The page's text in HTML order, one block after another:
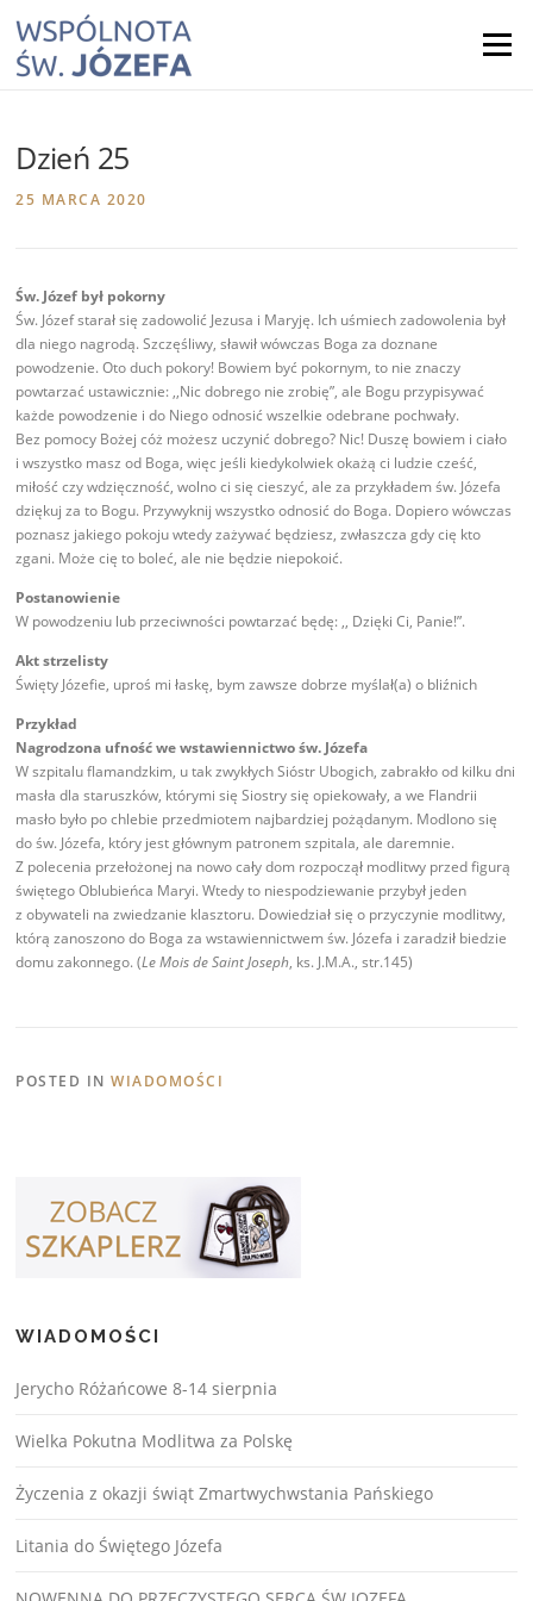
content
Menu
Dzień 25
25 MARCA 2020
Św. Józef był pokorny
Św. Józef starał się zadowolić Jezusa i Maryję. Ich uśmiech zadowolenia był
dla niego nagrodą. Szczęśliwy, sławił wówczas Boga za doznane
powodzenie. Oto duch pokory! Bowiem być pokornym, to nie znaczy
powtarzać ustawicznie: ,,Nic dobrego nie zrobię”, ale Bogu przypisywać
każde powodzenie i do Niego odnosić wszelkie odebrane pochwały.
Bez pomocy Bożej cóż możesz uczynić dobrego? Nic! Duszę bowiem i ciało
i wszystko masz od Boga, więc jeśli kiedykolwiek okażą ci ludzie cześć,
miłość czy wdzięczność, wolno ci się cieszyć, ale za przykładem św. Józefa
dziękuj za to Bogu. Przywyknij wszystko odnosić do Boga. Dopiero wówczas
poznasz jakiego pokoju wtedy zażywać będziesz, zwłaszcza gdy cię kto
zgani. Może cię to boleć, ale nie będzie niepokoić.
Postanowienie
W powodzeniu lub przeciwności powtarzać będę: ,, Dzięki Ci, Panie!”.
Akt strzelisty
Święty Józefie, uproś mi łaskę, bym zawsze dobrze myślał(a) o bliźnich
Przykład
Nagrodzona ufność we wstawiennictwo św. Józefa
W szpitalu flamandzkim, u tak zwykłych Sióstr Ubogich, zabrakło od kilku dni
masła dla staruszków, którymi się Siostry się opiekowały, a we Flandrii
masło było po chlebie przedmiotem najbardziej pożądanym. Modlono się
do św. Józefa, który jest głównym patronem szpitala, ale daremnie.
Z polecenia przełożonej na nowo cały dom rozpoczął modlitwy przed figurą
świętego Oblubieńca Maryi. Wtedy to niespodziewanie przybył jeden
z obywateli na zwiedzanie klasztoru. Dowiedział się o przyczynie modlitwy,
którą zanoszono do Boga za wstawiennictwem św. Józefa i zaradził biedzie
domu zakonnego. (Le Mois de Saint Joseph, ks. J.M.A., str.145)
POSTED INWIADOMOŚCI
WIADOMOŚCI
Jerycho Różańcowe 8-14 sierpnia
Wielka Pokutna Modlitwa za Polskę
Życzenia z okazji świąt Zmartwychwstania Pańskiego
Litania do Świętego Józefa